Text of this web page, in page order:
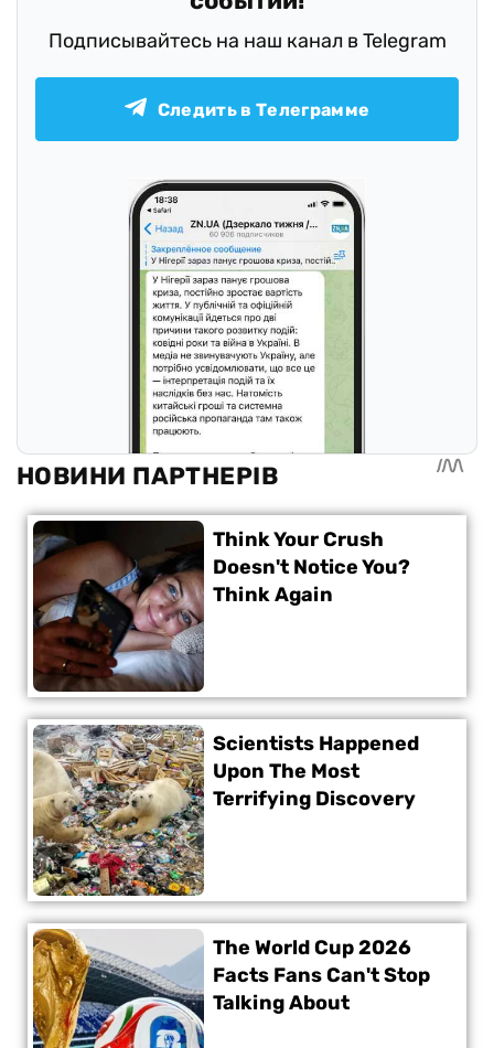
Подписывайтесь на наш канал в Telegram
Следить в Телеграмме